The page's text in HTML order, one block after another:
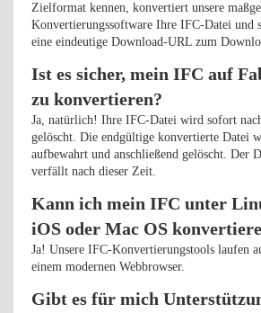
Zielformat kennen, konvertiert unsere
Konvertierungssoftware Ihre IFC-Datei und
eine eindeutige Download-URL zum
Ist es sicher, mein IFC auf
zu konvertieren?
Ja, natürlich! Ihre IFC-Datei wird sofort
gelöscht. Die endgültige konvertierte Datei
aufbewahrt und anschließend gelöscht. Der
verfällt nach dieser Zeit.
Kann ich mein IFC unter
iOS oder Mac OS
Ja! Unsere IFC-Konvertierungstools laufen
einem modernen Webbrowser.
Gibt es für mich